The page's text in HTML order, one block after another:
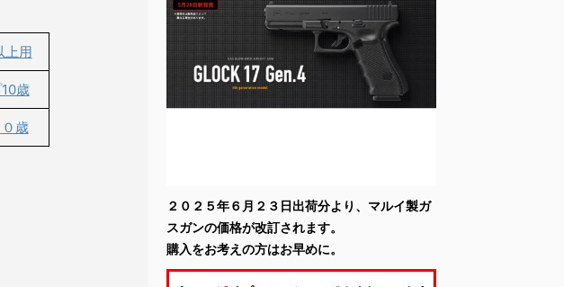
用
歳
歳
２０２５年６月２３日出荷分より、マルイ製ガ
スガンの価格が改訂されます。
購入をお考えの方はお早めに。